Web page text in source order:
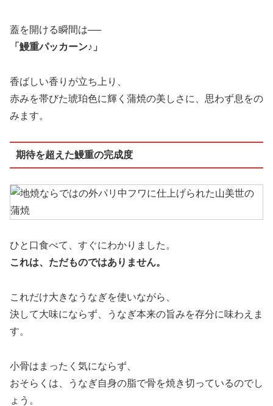
蓋を開ける瞬間は──
「鰻重パッカーン♪」
香ばしい香りが立ち上り、
赤みを帯びた琥珀色に輝く蒲焼の美しさに、思わず息をの
みます。
期待を超えた鰻重の完成度
ひと口食べて、すぐにわかりました。
これは、ただものではありません。
これだけ大きなうなぎを使いながら、
決して大味にならず、うなぎ本来の旨みを存分に味わえま
す。
小骨はまったく気にならず、
おそらくは、うなぎ自身の脂で骨を焼き切っているのでし
ょう。